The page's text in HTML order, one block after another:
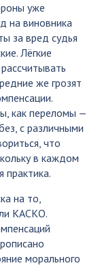
уже
на виновника
за вред судья
Лёгкие
же грозят
как переломы —
с различными
что
в каждом
практика.
на то,
КАСКО.
морального